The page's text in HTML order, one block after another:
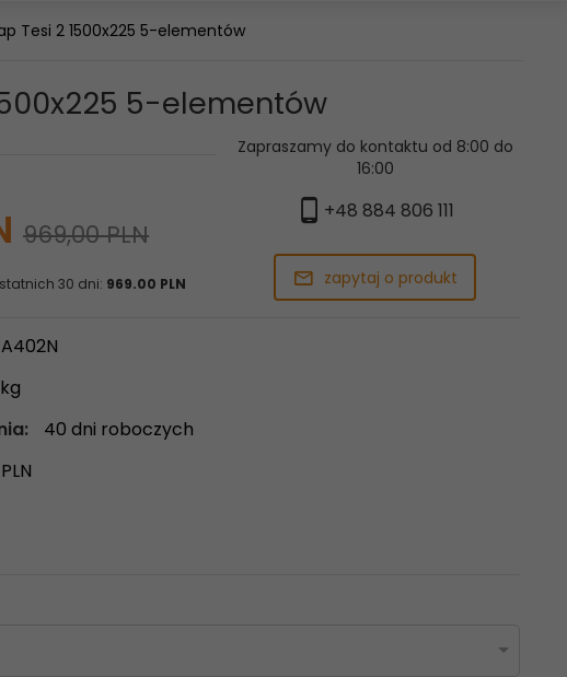
Tesi 2 1500x225 5-elementów
5-elementów
969,00 PLN
30 dni: 969.00 PLN
Zapraszamy do kontaktu od 8:00 do
16:00
+48 884 806 111
zapytaj o produkt
kg
40 dni roboczych